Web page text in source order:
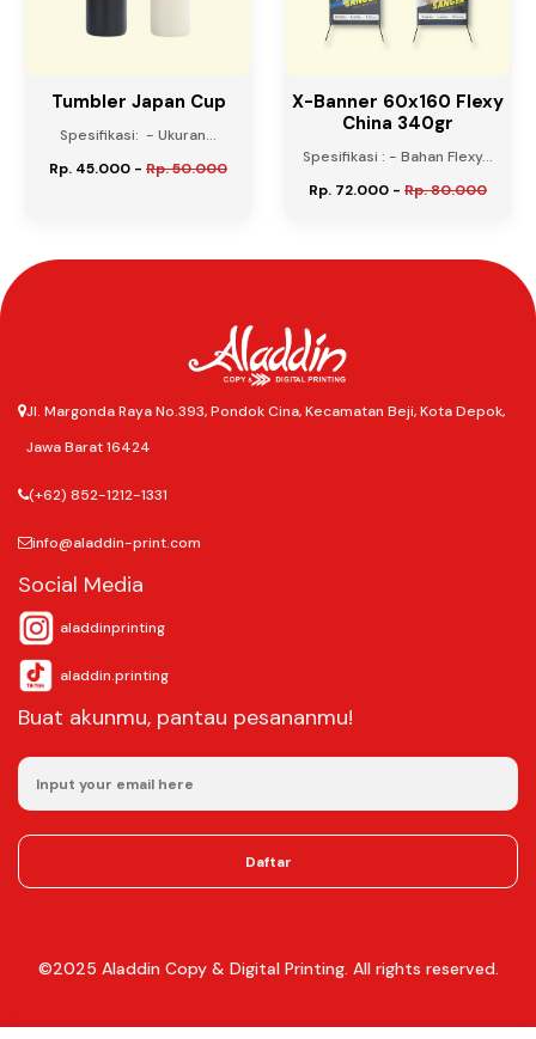
Tumbler Japan Cup
Spesifikasi: - Ukuran...
Rp. 45.000 - Rp. 50.000
X-Banner 60x160 Flexy
China 340gr
Spesifikasi : - Bahan Flexy...
Rp. 72.000 - Rp. 80.000
Jl. Margonda Raya No.393, Pondok Cina, Kecamatan Beji, Kota Depok,
Jawa Barat 16424
(+62) 852-1212-1331
info@aladdin-print.com
Social Media
aladdinprinting
aladdin.printing
Buat akunmu, pantau pesananmu!
Daftar
©2025 Aladdin Copy & Digital Printing. All rights reserved.